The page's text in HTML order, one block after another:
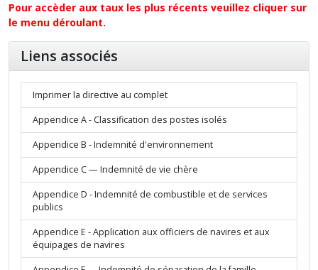
Pour accèder aux taux les plus récents veuillez cliquer sur
le menu déroulant.
Liens associés
Imprimer la directive au complet
Appendice A - Classification des postes isolés
Appendice B - Indemnité d'environnement
Appendice C — Indemnité de vie chère
Appendice D - Indemnité de combustible et de services
publics
Appendice E - Application aux officiers de navires et aux
équipages de navires